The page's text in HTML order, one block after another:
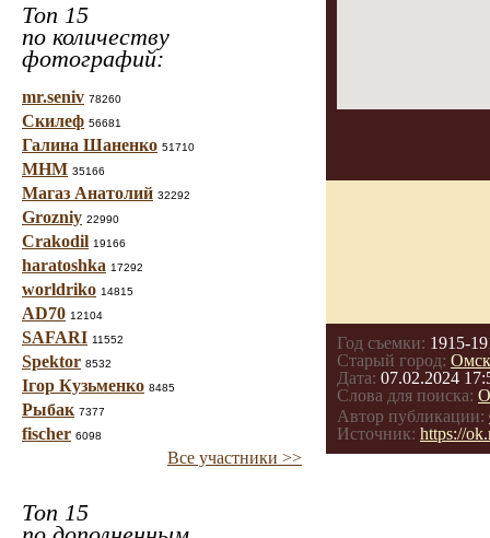
Топ 15
по количеству
фотографий:
mr.seniv 78260
Скилеф 56681
Галина Шаненко 51710
МНМ 35166
Магаз Анатолий 32292
Grozniy 22990
Crakodil 19166
haratoshka 17292
worldriko 14815
AD70 12104
SAFARI 11552
Spektor 8532
Ігор Кузьменко 8485
Рыбак 7377
fischer 6098
Все участники >>
Топ 15
Год съемки: 1915-
Старый город: Омск
Дата: 07.02.2024
Слова для поиска:
Автор публикации:
Источник: https://